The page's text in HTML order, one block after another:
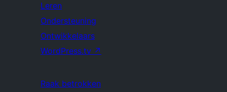
Leren
Ondersteuning
Ontwikkelaars
WordPress.tv ↗
Raak betrokken